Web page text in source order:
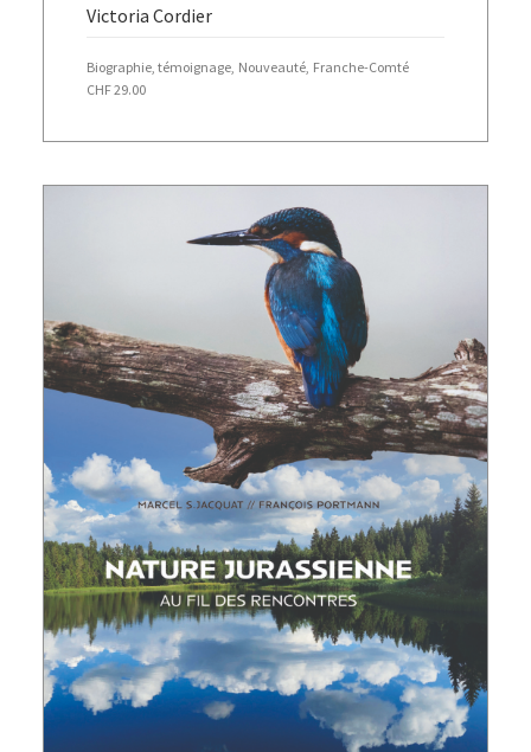
Victoria Cordier
Biographie, témoignage, Nouveauté, Franche-Comté
CHF29.00